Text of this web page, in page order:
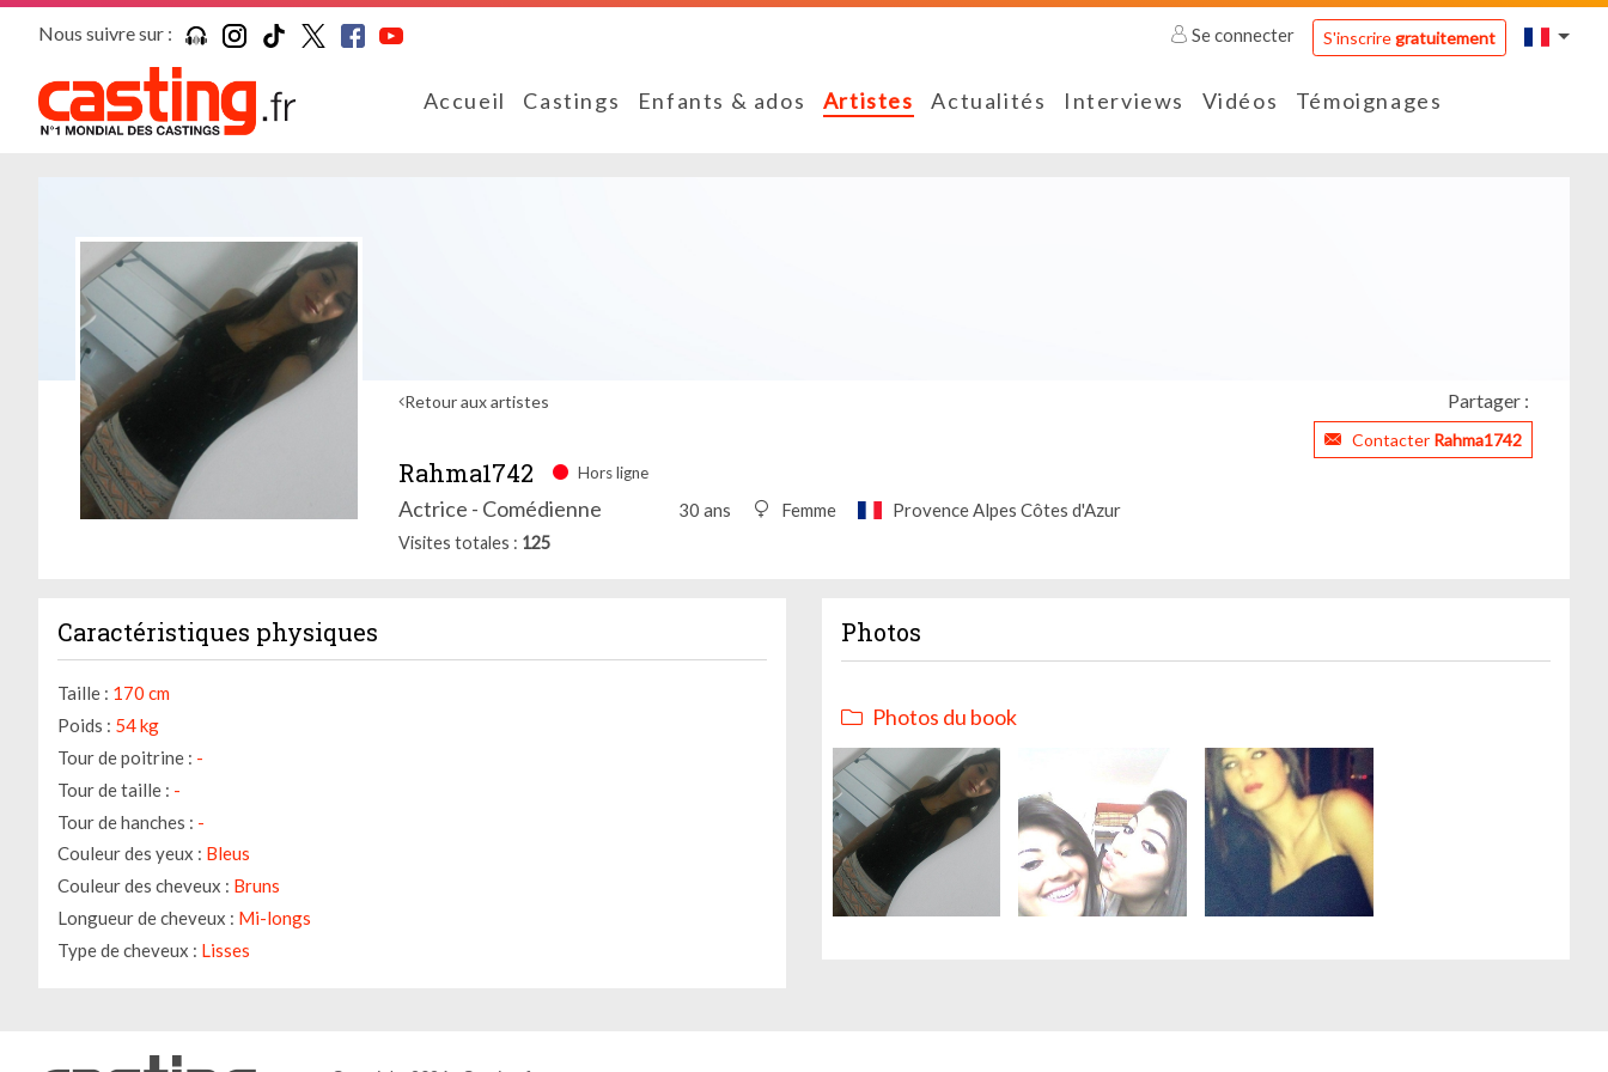
Nous suivre sur : Se connecter S'inscriregratuitement
Accueil Castings Enfants & ados Artistes Actualités Interviews Vidéos Témoignages
Retour aux artistes Partager :
Contacter Rahma1742
Rahma1742 Hors ligne
Actrice - Comédienne 30 ans Femme Provence Alpes Côtes d'Azur
Visites totales 125
Caractéristiques physiques
Taille : 170 cm
Poids : 54 kg
Tour de poitrine : -
Tour de taille : -
Tour de hanches : -
Couleur des yeux : Bleus
Couleur des cheveux : Bruns
Longueur de cheveux : Mi-longs
Type de cheveux : Lisses
Photos
Photos du book